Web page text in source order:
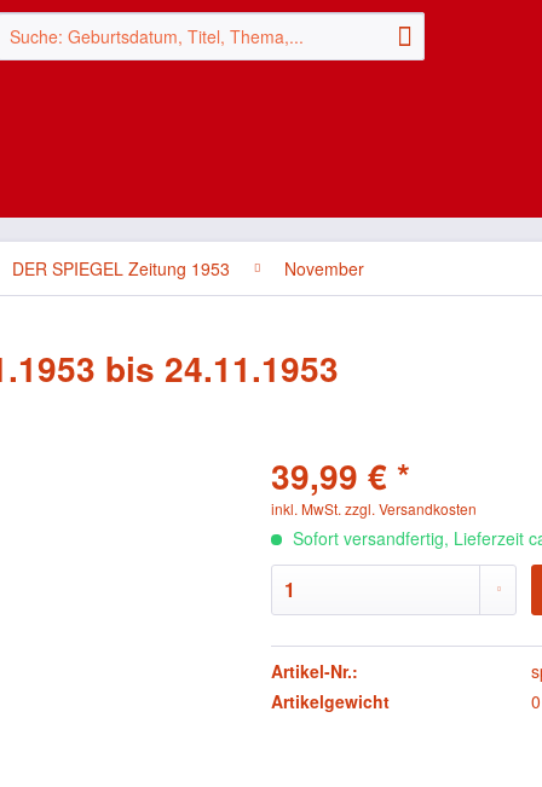
DER SPIEGEL Zeitung 1953 November
bis 24.11.1953
39,99 € *
inkl. MwSt. zzgl. Versandkosten
Sofort versandfertig, Lieferzeit
Artikel-Nr.:
Artikelgewicht